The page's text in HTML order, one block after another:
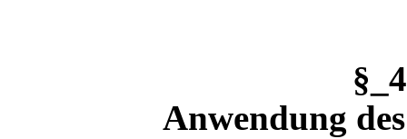
Anwendung